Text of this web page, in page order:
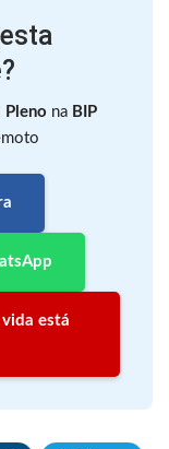
Pleno na BIP
está